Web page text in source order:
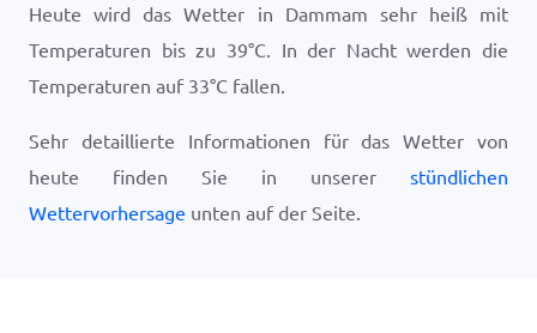
Heute wird das Wetter in Dammam sehr heiß mit
Temperaturen bis zu 39°C. In der Nacht werden die
Temperaturen auf 33°C fallen.
Sehr detaillierte Informationen für das Wetter von
heute finden Sie in unserer stündlichen
Wettervorhersage unten auf der Seite.